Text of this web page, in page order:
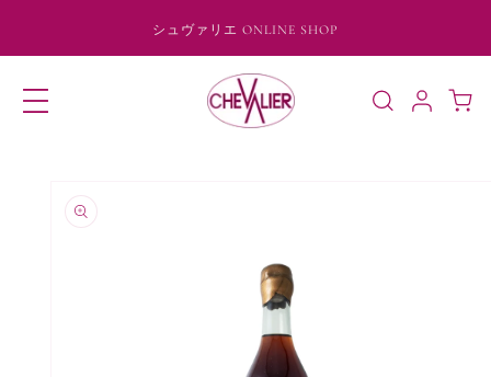
シュヴァリエ ONLINE SHOP
ロ
グ
イ
ー
報にス
キップ